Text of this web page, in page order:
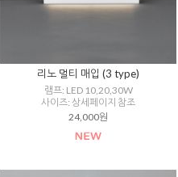
리노 멀티 매입 (3 type)
램프: LED 10,20,30W
사이즈: 상세페이지 참조
24,000원